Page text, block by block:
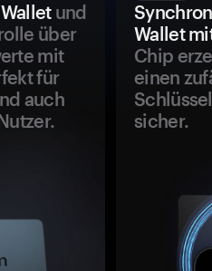
und
über
mit
für
auch
Wallet
Chip
einen
sicher.